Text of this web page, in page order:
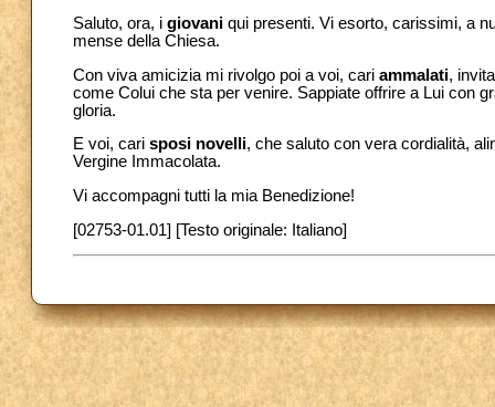
Saluto, ora, i giovani qui presenti. Vi esorto, carissimi, a
mense della Chiesa.
Con viva amicizia mi rivolgo poi a voi, cari ammalati,
come Colui che sta per venire. Sappiate offrire a Lui con
gloria.
E voi, cari sposi novelli, che saluto con vera cordialità,
Vergine Immacolata.
Vi accompagni tutti la mia Benedizione!
[02753-01.01] [Testo originale: Italiano]